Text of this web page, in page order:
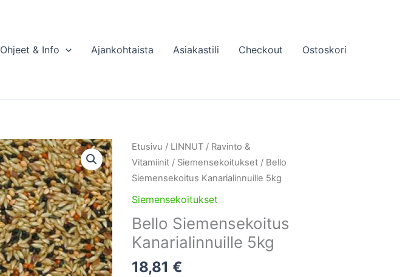
Ohjeet & Info Ajankohtaista Asiakastili Checkout Ostoskori
Etusivu / LINNUT/ Ravinto &
Vitamiinit/ Siemensekoitukset/ Bello
Siemensekoitus Kanarialinnuille 5kg
Siemensekoitukset
Bello Siemensekoitus
Kanarialinnuille 5kg
18,81 €